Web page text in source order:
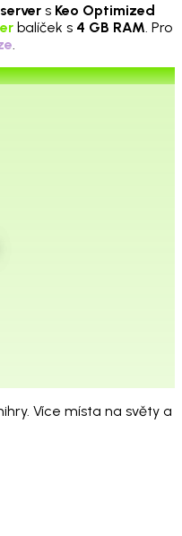
s Keo Optimized
balíček s 4 GB RAM. Pro
.
Více místa na světy a